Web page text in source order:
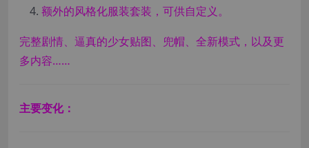
额外的风格化服装套装，可供自定义。
完整剧情、逼真的少女贴图、兜帽、全新模式，以及更
多内容……
主要变化：